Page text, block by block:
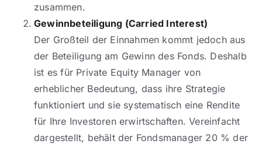
zusammen.
Gewinnbeteiligung (Carried Interest)
Der Großteil der Einnahmen kommt jedoch aus
der Beteiligung am Gewinn des Fonds. Deshalb
ist es für Private Equity Manager von
erheblicher Bedeutung, dass ihre Strategie
funktioniert und sie systematisch eine Rendite
für Ihre Investoren erwirtschaften. Vereinfacht
dargestellt, behält der Fondsmanager 20 % der